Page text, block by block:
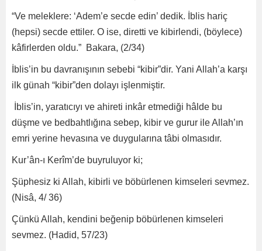
“Ve meleklere: ‘Adem’e secde edin’ dedik. İblis hariç
(hepsi) secde ettiler. O ise, diretti ve kibirlendi, (böylece)
kâfirlerden oldu.” Bakara, (2/34)
İblis’in bu davranışının sebebi “kibir”dir. Yani Allah’a karşı
ilk günah “kibir”den dolayı işlenmiştir.
İblis’in, yaratıcıyı ve ahireti inkâr etmediği hâlde bu
düşme ve bedbahtlığına sebep, kibir ve gurur ile Allah’ın
emri yerine hevasına ve duygularına tâbi olmasıdır.
Kur’ân-ı Kerîm’de buyruluyor ki;
Şüphesiz ki Allah, kibirli ve böbürlenen kimseleri sevmez.
(Nisâ, 4/ 36)
Çünkü Allah, kendini beğenip böbürlenen kimseleri
sevmez. (Hadid, 57/23)